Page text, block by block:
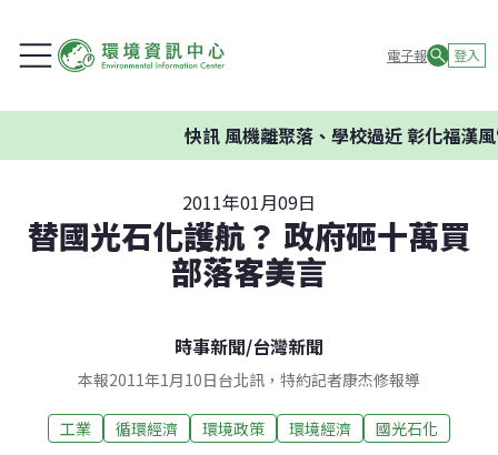
電子報 登入
快訊風機離聚落、學校過近 彰化福漢風
2011年01月09日
替國光石化護航？ 政府砸十萬買
部落客美言
時事新聞/台灣新聞
本報2011年1月10日台北訊，特約記者康杰修報導
工業 循環經濟 環境政策 環境經濟 國光石化